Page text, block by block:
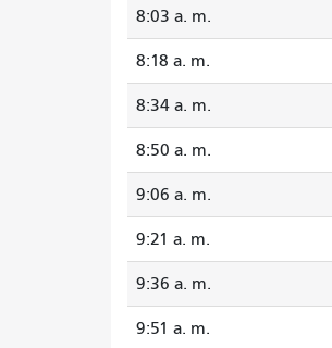
8:03 a. m.
8:18 a. m.
8:34 a. m.
8:50 a. m.
9:06 a. m.
9:21 a. m.
9:36 a. m.
9:51 a. m.